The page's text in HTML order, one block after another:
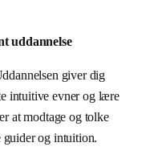
uddannelse
giver dig
intuitive evner og lære
at modtage og tolke
guider og intuition.